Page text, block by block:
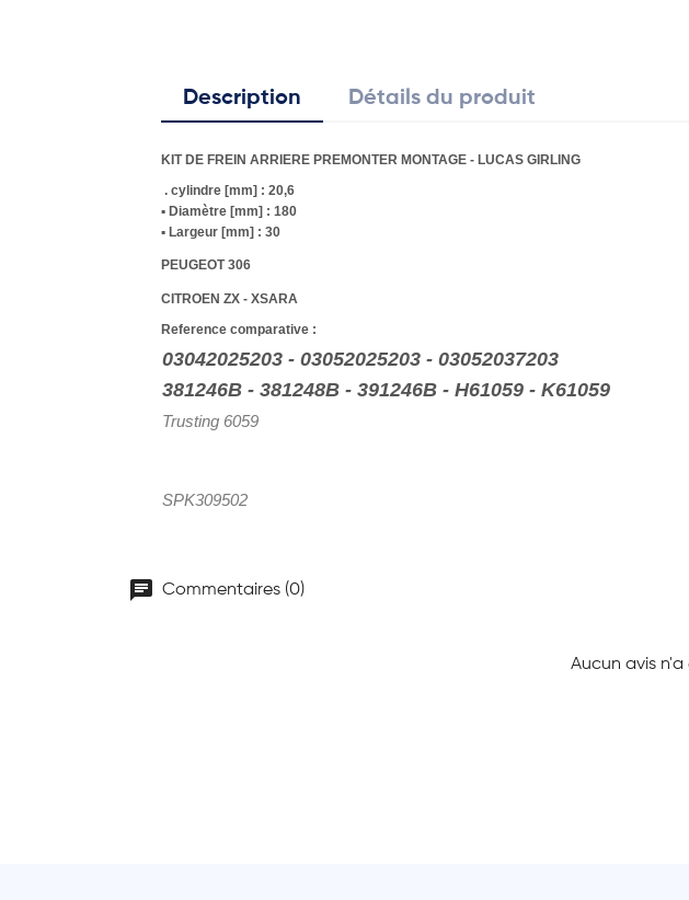
Description Détails du produit
KIT DE FREIN ARRIERE PREMONTER MONTAGE - LUCAS GIRLING
. cylindre [mm] : 20,6
▪ Diamètre [mm] : 180
▪ Largeur [mm] : 30
PEUGEOT 306
CITROEN ZX - XSARA
Reference comparative :
03042025203 - 03052025203 - 03052037203
381246B - 381248B - 391246B - H61059 - K61059
Trusting 6059
SPK309502
chat Commentaires (0)
Aucun avis